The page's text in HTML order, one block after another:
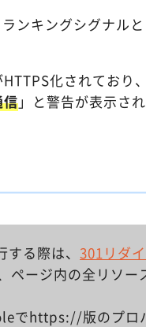
ンキングシグナル
化されており
信」と警告が表示さ
る際は、 301リダ
ージ内の全リソー
でhttps://版のプロ